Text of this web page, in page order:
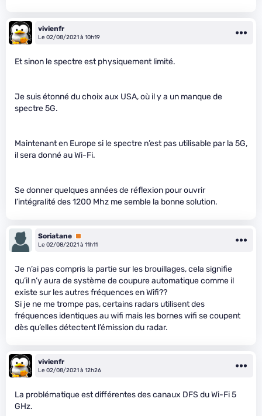
vivienfr
Le 02/08/2021 à 10h19
Et sinon le spectre est physiquement limité.
Je suis étonné du choix aux USA, où il y a un manque de
spectre 5G.
Maintenant en Europe si le spectre n’est pas utilisable par la 5G,
il sera donné au Wi-Fi.
Se donner quelques années de réflexion pour ouvrir
l’intégralité des 1200 Mhz me semble la bonne solution.
Soriatane Premium
Le 02/08/2021 à 11h11
Je n’ai pas compris la partie sur les brouillages, cela signifie
qu’il n’y aura de système de coupure automatique comme il
existe sur les autres fréquences en Wifi??
Si je ne me trompe pas, certains radars utilisent des
fréquences identiques au wifi mais les bornes wifi se coupent
dès qu’elles détectent l’émission du radar.
vivienfr
Le 02/08/2021 à 12h26
La problématique est différentes des canaux DFS du Wi-Fi 5
GHz.